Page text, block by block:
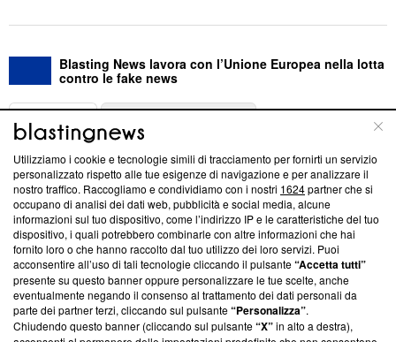
Blasting News lavora con l’Unione Europea nella lotta
contro le fake news
ABOUT
Questa sezione offre informazioni trasparenti su Blasting
News, sui nostri processi editoriali e su come ci impegniamo a
creare news di qualità. Inoltre, afferma la nostra aderenza a
‘Trust Project - News with Integrity’Blasting News non è
ancora membro del programma, ma ha richiesto di farne
parte; Trust Project non ha ancora effettuato una verifica di
conformità agli standard.
Su di noi
Utilizziamo i cookie e tecnologie simili di tracciamento per fornirti un servizio
personalizzato rispetto alle tue esigenze di navigazione e per analizzare il
nostro traffico. Raccogliamo e condividiamo con i nostri 1624partner che si
occupano di analisi dei dati web, pubblicità e social media, alcune
informazioni sul tuo dispositivo, come l’indirizzo IP e le caratteristiche del tuo
dispositivo, i quali potrebbero combinarle con altre informazioni che hai
fornito loro o che hanno raccolto dal tuo utilizzo dei loro servizi. Puoi
acconsentire all’uso di tali tecnologie cliccando il pulsante“Accetta tutti”
presente su questo banner oppure personalizzare le tue scelte, anche
eventualmente negando il consenso al trattamento dei dati personali da
parte dei partner terzi, cliccando sul pulsante“Personalizza”.
Chiudendo questo banner (cliccando sul pulsante“X”in alto a destra),